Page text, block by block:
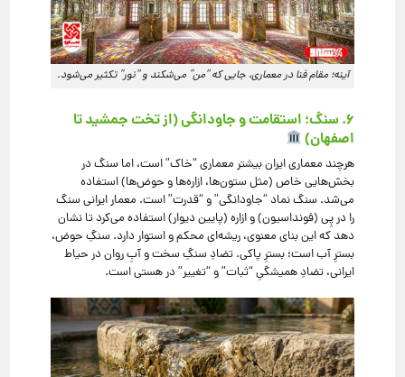
آینه؛ مقام فنا در معماری، جایی که “من” می‌شکند و “نور” تکثیر می‌شود.
۶. سنگ؛ استقامت و جاودانگی (از تخت جمشید تا
اصفهان)
هرچند معماری ایران بیشتر معماری “خاک” است، اما سنگ در
بخش‌هایی خاص (مثل ستون‌ها، ازاره‌ها و حوض‌ها) استفاده
می‌شد. سنگ نماد “جاودانگی” و “قدرت” است. معمار ایرانی سنگ
را در پِی (فونداسیون) و ازاره (پایین دیوار) استفاده می‌کرد تا نشان
دهد که این بنای معنوی، ریشه‌ای محکم و استوار دارد. سنگِ حوض،
بسترِ آب است؛ بسترِ پاکی. تضادِ سنگِ سخت و آبِ روان در حیاط
ایرانی، تضادِ همیشگیِ “ثبات” و “تغییر” در هستی است.